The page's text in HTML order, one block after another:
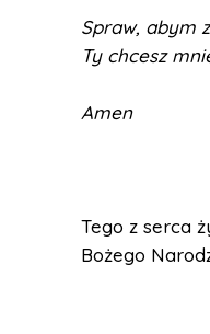
Spraw, abym
Ty chcesz
Amen
Tego z serca
Bożego